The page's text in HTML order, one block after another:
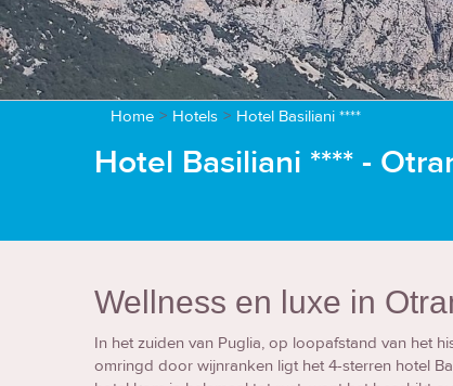
Hotel Basiliani **** -
Home > Hotels > Hotel Basiliani ****
Wellness en luxe in
In het zuiden van Puglia, op loopafstand van het
omringd door wijnranken ligt het 4-sterren hotel